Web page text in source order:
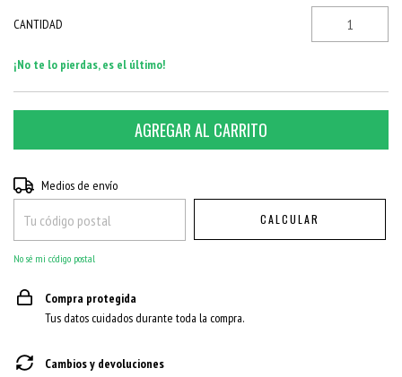
CANTIDAD
¡No te lo pierdas, es el último!
Entregas para el CP:
Medios de envío
CALCULAR
No sé mi código postal
Compra protegida
Tus datos cuidados durante toda la compra.
Cambios y devoluciones